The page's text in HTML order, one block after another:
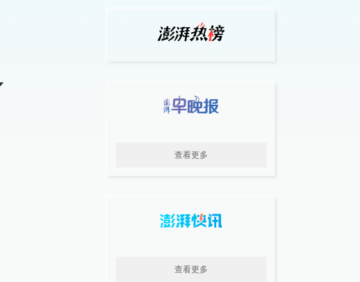
查看更多
查看更多